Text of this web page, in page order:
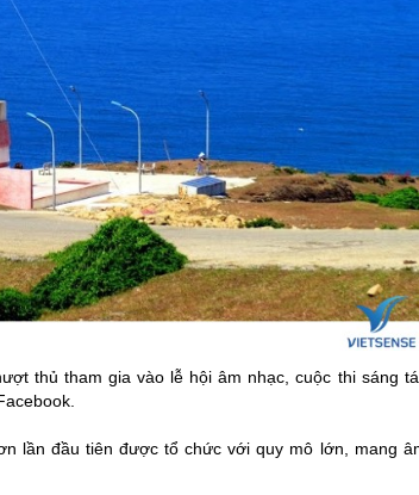
thủ tham gia vào lễ hội âm nhạc, cuộc thi sáng
lần đầu tiên được tổ chức với quy mô lớn, mang